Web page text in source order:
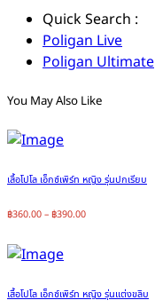
Quick Search :
Poligan Live
Poligan Ultimate
You May Also Like
เสื้อโปโล เอ็กซ์เพิร์ท หญิง รุ่นปกเรียบ
฿360.00 – ฿390.00
เสื้อโปโล เอ็กซ์เพิร์ท หญิง รุ่นแต่งขลิบ